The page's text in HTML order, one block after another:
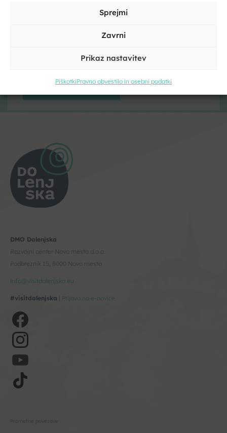
Sprejmi
Zavrni
Prikaz nastavitev
PiškotkiPravno obvestilo in osebni podatki
DMO Dolenjska
Razvojni center Novo mesto d.o.o.
Podbreznik 15, 8000 Novo mesto
info@visitdolenjska.eu
#visitdolenjska Prijava na e-novice